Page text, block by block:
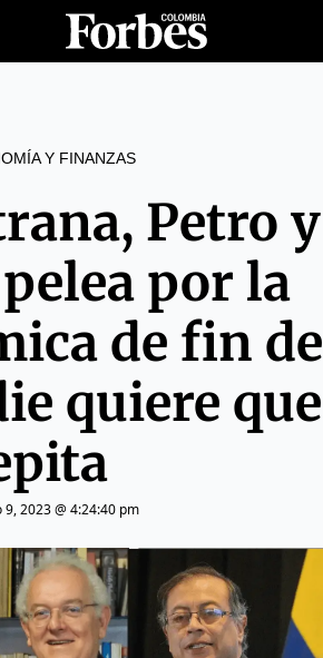
Y FINANZAS
Petro y
por la
de fin de
quiere que
9, 2023 @ 4:24:40 pm